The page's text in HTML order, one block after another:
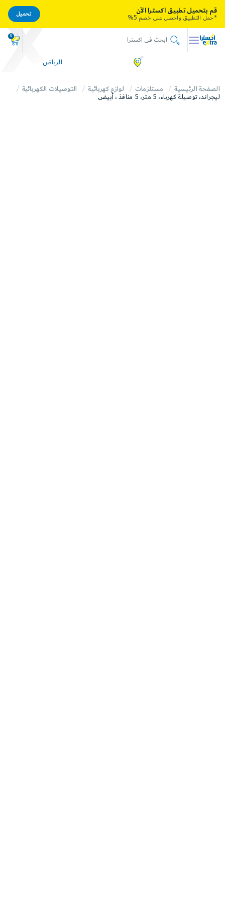
0
الرياض
الصفحة الرئيسية مستلزمات لوازم كهربائية
التوصيلات الكهربائية
ليجراند، توصيلة كهرباء، 5 متر، 5 منافذ ، أبيض
قم بتحميل تطبيق اكسترا الآن
*حمل التطبيق واحصل على خصم 5%
تحميل